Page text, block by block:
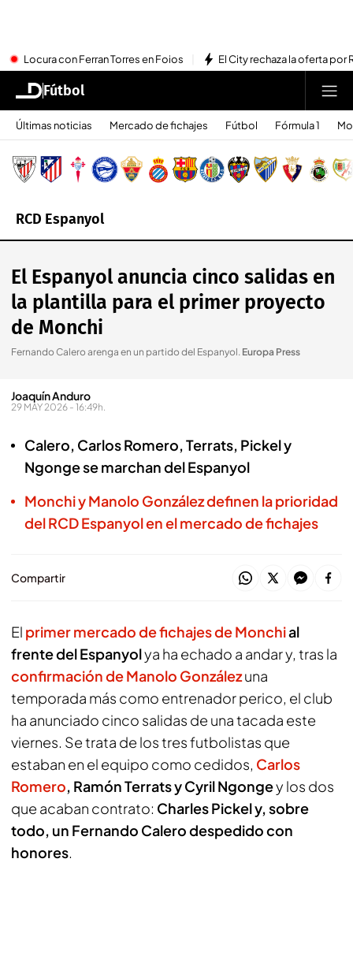
Locura con Ferran Torres en Foios El City rechaza la oferta por
Fútbol
Últimas noticias Mercado de fichajes Fútbol Fórmula 1
RCD Espanyol
El Espanyol anuncia cinco salidas en
la plantilla para el primer proyecto
de Monchi
Fernando Calero arenga en un partido del Espanyol. Europa Press
Joaquín Anduro
29 MAY 2026 - 16:49h.
Calero, Carlos Romero, Terrats, Pickel y
Ngonge se marchan del Espanyol
Monchi y Manolo González definen la prioridad
del RCD Espanyol en el mercado de fichajes
Compartir
El primer mercado de fichajes de Monchial
frente del Espanyolya ha echado a andar y, tras la
confirmación de Manolo Gonzálezuna
temporada más como entrenador perico, el club
ha anunciado cinco salidas de una tacada este
viernes. Se trata de los tres futbolistas que
estaban en el equipo como cedidos, Carlos
Romero, Ramón Terrats y Cyril Ngongey los dos
que acaban contrato: Charles Pickel y, sobre
todo, un Fernando Calero despedido con
honores.